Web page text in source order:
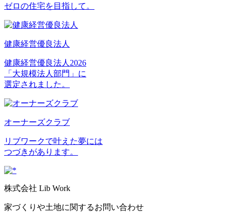
ゼロの住宅を目指して。
健康経営優良法人
健康経営優良法人2026
「大規模法人部門」に
選定されました。
オーナーズクラブ
リブワークで叶えた夢には
つづきがあります。
株式会社 Lib Work
家づくりや土地に関するお問い合わせ